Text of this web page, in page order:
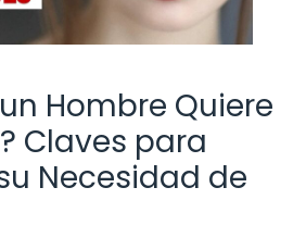
Hombre Quiere
Claves para
Necesidad de